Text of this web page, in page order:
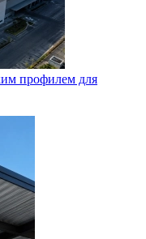
профилем для